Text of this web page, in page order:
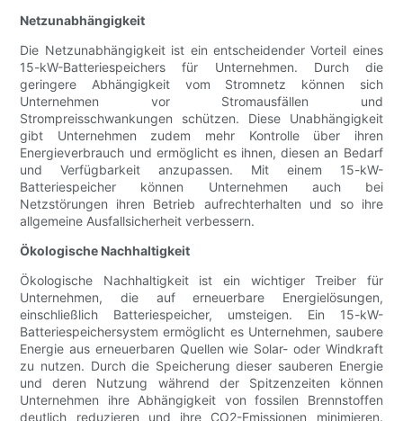
Netzunabhängigkeit
Die Netzunabhängigkeit ist ein entscheidender Vorteil eines
15-kW-Batteriespeichers für Unternehmen. Durch die
geringere Abhängigkeit vom Stromnetz können sich
Unternehmen vor Stromausfällen und
Strompreisschwankungen schützen. Diese Unabhängigkeit
gibt Unternehmen zudem mehr Kontrolle über ihren
Energieverbrauch und ermöglicht es ihnen, diesen an Bedarf
und Verfügbarkeit anzupassen. Mit einem 15-kW-
Batteriespeicher können Unternehmen auch bei
Netzstörungen ihren Betrieb aufrechterhalten und so ihre
allgemeine Ausfallsicherheit verbessern.
Ökologische Nachhaltigkeit
Ökologische Nachhaltigkeit ist ein wichtiger Treiber für
Unternehmen, die auf erneuerbare Energielösungen,
einschließlich Batteriespeicher, umsteigen. Ein 15-kW-
Batteriespeichersystem ermöglicht es Unternehmen, saubere
Energie aus erneuerbaren Quellen wie Solar- oder Windkraft
zu nutzen. Durch die Speicherung dieser sauberen Energie
und deren Nutzung während der Spitzenzeiten können
Unternehmen ihre Abhängigkeit von fossilen Brennstoffen
deutlich reduzieren und ihre CO2-Emissionen minimieren.